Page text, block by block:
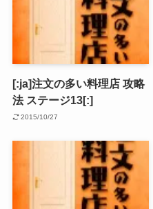
[:ja]注文の多い料理店 攻略
法 ステージ13[:]
2015/10/27